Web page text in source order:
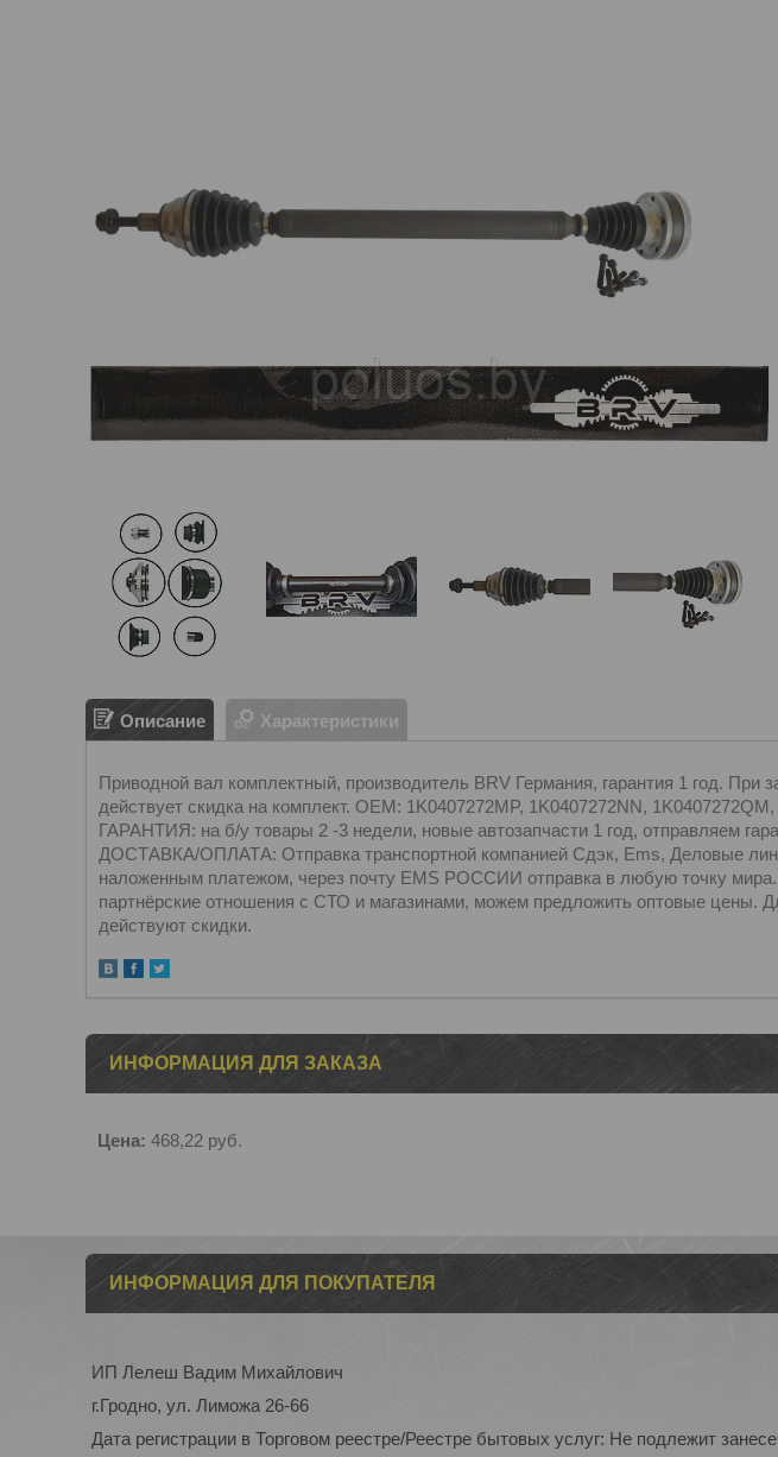
Описание Характеристики
Приводной вал комплектный, производитель BRV Германия, гарантия 1 год. При
действует скидка на комплект. OEM: 1K0407272MP, 1K0407272NN,
ГАРАНТИЯ: на б/у товары 2 -3 недели, новые автозапчасти 1 год, отправляем
ДОСТАВКА/ОПЛАТА: Отправка транспортной компанией Сдэк, Ems, Деловые
наложенным платежом, через почту EMS РОССИИ отправка в любую точку
партнёрские отношения с СТО и магазинами, можем предложить оптовые цены.
действуют скидки.
ИНФОРМАЦИЯ ДЛЯ ЗАКАЗА
Цена: 468,22 руб.
ИНФОРМАЦИЯ ДЛЯ ПОКУПАТЕЛЯ
ИП Лелеш Вадим Михайлович
г.Гродно, ул. Лиможа 26-66
Дата регистрации в Торговом реестре/Реестре бытовых услуг: Не подлежит